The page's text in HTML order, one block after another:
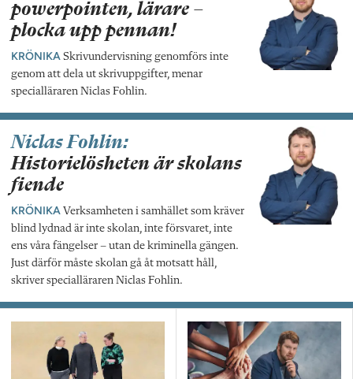
powerpointen, lärare –
plocka upp pennan!
KRÖNIKA Skrivundervisning genomförs inte
genom att dela ut skrivuppgifter, menar
specialläraren Niclas Fohlin.
Niclas Fohlin:
Historielösheten är skolans
fiende
KRÖNIKA Verksamheten i samhället som kräver
blind lydnad är inte skolan, inte försvaret, inte
ens våra fängelser – utan de kriminella gängen.
Just därför måste skolan gå åt motsatt håll,
skriver specialläraren Niclas Fohlin.